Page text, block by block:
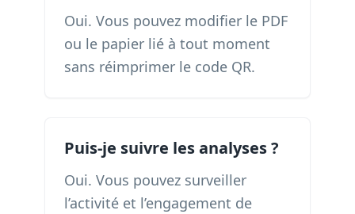
Oui. Vous pouvez modifier le PDF
ou le papier lié à tout moment
sans réimprimer le code QR.
Puis-je suivre les analyses ?
Oui. Vous pouvez surveiller
l’activité et l’engagement de